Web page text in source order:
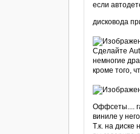
если
дисковода
Сделайте
немногие
кроме того,
Оффсеты....
виниле у
Т.к. на диске